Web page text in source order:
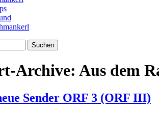
Archive: Aus dem
Sender ORF 3 (ORF III)